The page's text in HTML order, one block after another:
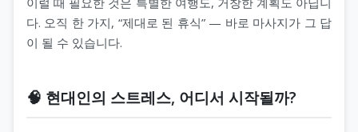
다. 오직 한 가지, “제대로 된 휴식” — 바로 마사지가 그 답
이 될 수 있습니다.
🧠 현대인의 스트레스, 어디서 시작될까?